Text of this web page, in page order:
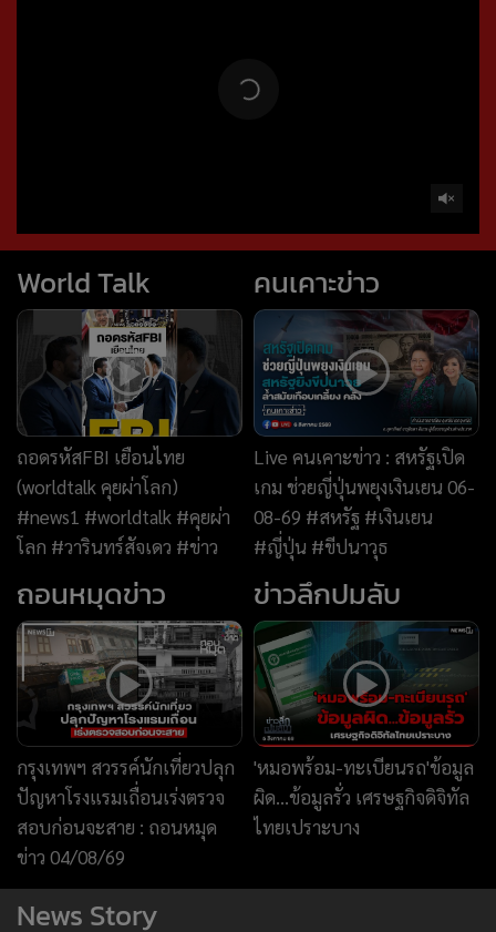
World Talk
ถอดรหัสFBI เยือนไทย
(worldtalk คุยผ่าโลก)
#news1 #worldtalk #คุยผ่า
โลก #วารินทร์สัจเดว #ข่าว
คนเคาะข่าว
Live คนเคาะข่าว : สหรัฐเปิด
เกม ช่วยญี่ปุ่นพยุงเงินเยน 06-
08-69 #สหรัฐ #เงินเยน
#ญี่ปุ่น #ขีปนาวุธ
ถอนหมุดข่าว
กรุงเทพฯ สวรรค์นักเที่ยวปลุก
ปัญหาโรงแรมเถื่อนเร่งตรวจ
สอบก่อนจะสาย : ถอนหมุด
ข่าว 04/08/69
ข่าวลึกปมลับ
'หมอพร้อม-ทะเบียนรถ'ข้อมูล
ผิด...ข้อมูลรั่ว เศรษฐกิจดิจิทัล
ไทยเปราะบาง
News Story